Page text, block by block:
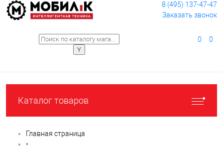
8 (495) 137-47-47
Заказать звонок
0 0
Каталог товаров
Главная страница
•